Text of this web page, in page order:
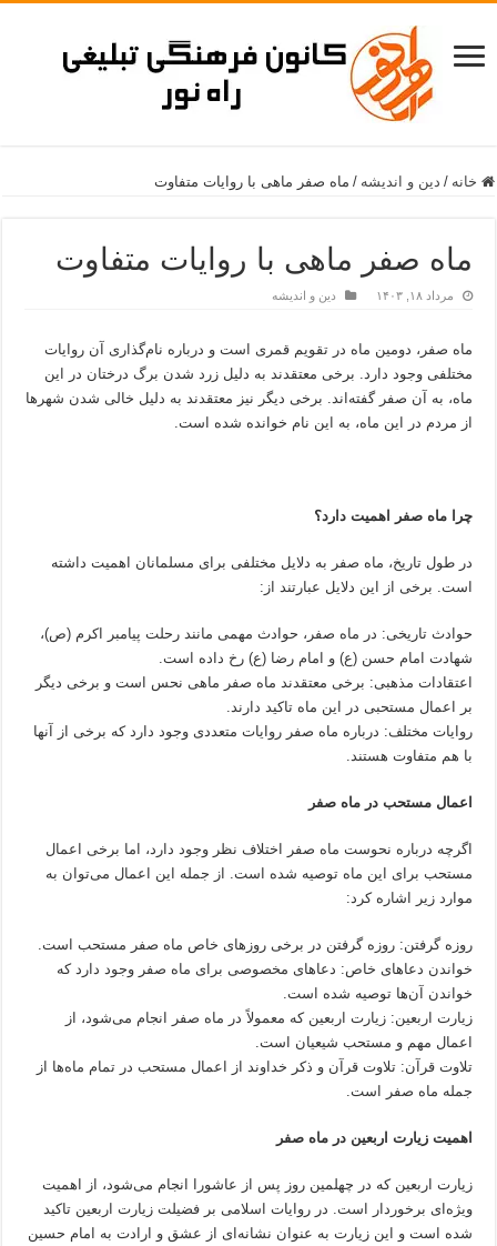
خانه / دین و اندیشه / ماه صفر ماهی با روایات متفاوت
ماه صفر ماهی با روایات متفاوت
مرداد ۱۸, ۱۴۰۳ دین و اندیشه
ماه صفر، دومین ماه در تقویم قمری است و درباره نام‌گذاری آن روایات
مختلفی وجود دارد. برخی معتقدند به دلیل زرد شدن برگ درختان در این
ماه، به آن صفر گفته‌اند. برخی دیگر نیز معتقدند به دلیل خالی شدن شهرها
از مردم در این ماه، به این نام خوانده شده است.
چرا ماه صفر اهمیت دارد؟
در طول تاریخ، ماه صفر به دلایل مختلفی برای مسلمانان اهمیت داشته
است. برخی از این دلایل عبارتند از:
حوادث تاریخی: در ماه صفر، حوادث مهمی مانند رحلت پیامبر اکرم (ص)،
شهادت امام حسن (ع) و امام رضا (ع) رخ داده است.
اعتقادات مذهبی: برخی معتقدند ماه صفر ماهی نحس است و برخی دیگر
بر اعمال مستحبی در این ماه تاکید دارند.
روایات مختلف: درباره ماه صفر روایات متعددی وجود دارد که برخی از آنها
با هم متفاوت هستند.
اعمال مستحب در ماه صفر
اگرچه درباره نحوست ماه صفر اختلاف نظر وجود دارد، اما برخی اعمال
مستحب برای این ماه توصیه شده است. از جمله این اعمال می‌توان به
موارد زیر اشاره کرد:
روزه گرفتن: روزه گرفتن در برخی روزهای خاص ماه صفر مستحب است.
خواندن دعاهای خاص: دعاهای مخصوصی برای ماه صفر وجود دارد که
خواندن آن‌ها توصیه شده است.
زیارت اربعین: زیارت اربعین که معمولاً در ماه صفر انجام می‌شود، از
اعمال مهم و مستحب شیعیان است.
تلاوت قرآن: تلاوت قرآن و ذکر خداوند از اعمال مستحب در تمام ماه‌ها از
جمله ماه صفر است.
اهمیت زیارت اربعین در ماه صفر
زیارت اربعین که در چهلمین روز پس از عاشورا انجام می‌شود، از اهمیت
ویژه‌ای برخوردار است. در روایات اسلامی بر فضیلت زیارت اربعین تاکید
شده است و این زیارت به عنوان نشانه‌ای از عشق و ارادت به امام حسین